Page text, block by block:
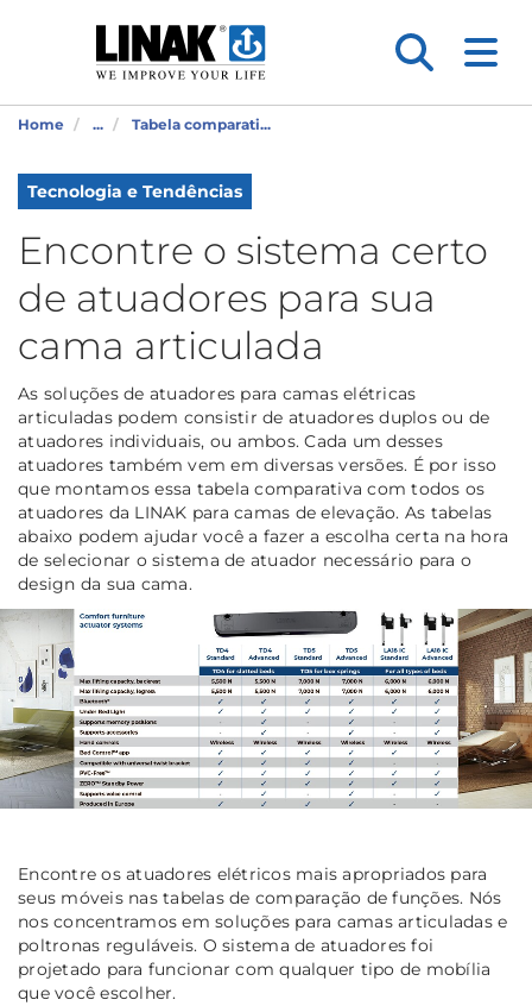
Home ... Tabela comparati...
Tecnologia e Tendências
Encontre o sistema certo
de atuadores para sua
cama articulada
As soluções de atuadores para camas elétricas
articuladas podem consistir de atuadores duplos ou de
atuadores individuais, ou ambos. Cada um desses
atuadores também vem em diversas versões. É por isso
que montamos essa tabela comparativa com todos os
atuadores da LINAK para camas de elevação. As tabelas
abaixo podem ajudar você a fazer a escolha certa na hora
de selecionar o sistema de atuador necessário para o
design da sua cama.
Encontre os atuadores elétricos mais apropriados para
seus móveis nas tabelas de comparação de funções. Nós
nos concentramos em soluções para camas articuladas e
poltronas reguláveis. O sistema de atuadores foi
projetado para funcionar com qualquer tipo de mobília
que você escolher.